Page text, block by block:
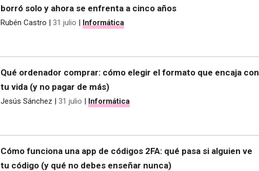
borró solo y ahora se enfrenta a cinco años
Rubén Castro | 31 julio | Informática
Qué ordenador comprar: cómo elegir el formato que encaja con
tu vida (y no pagar de más)
Jesús Sánchez | 31 julio | Informática
Cómo funciona una app de códigos 2FA: qué pasa si alguien ve
tu código (y qué no debes enseñar nunca)